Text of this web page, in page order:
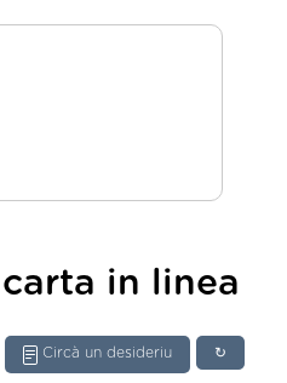
in linea
↻
Circà un desideriu